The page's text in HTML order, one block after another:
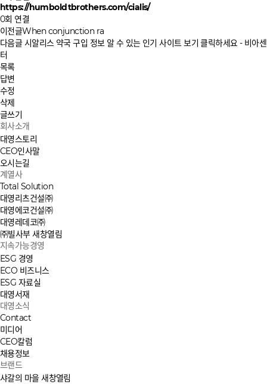
https://humboldtbrothers.com/cialis/
0회 연결
이전글When conjunction ra
다음글 시알리스 약국 구입 정보 알 수 있는 인기 사이트 보기 클릭하세요 - 비아센
터
목록
답변
수정
삭제
글쓰기
회사소개
대영스토리
CEO인사말
오시는길
계열사
Total Solution
대영리츠건설㈜
대영에코건설㈜
대영레데코㈜
㈜빌사부새창열림
지속가능경영
ESG 경영
ECO 비즈니스
ESG 자료실
대영서재
대영소식
Contact
미디어
CEO칼럼
채용정보
브랜드
샤갈의 마을새창열림